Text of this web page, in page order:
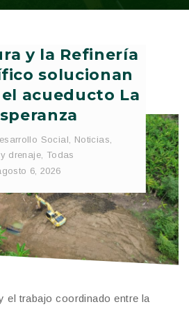
y la Refinería
solucionan
acueducto La
Social, Noticias,
drenaje, Todas
6, 2026
el trabajo coordinado entre la